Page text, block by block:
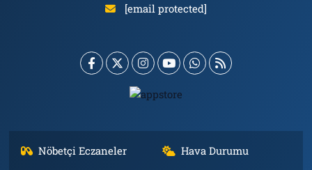
[email protected]
Nöbetçi Eczaneler
Hava Durumu